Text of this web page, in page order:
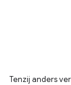
Tenzij anders